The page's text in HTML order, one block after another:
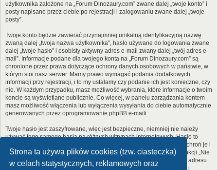
Strona ta używa plików cookies (tzw. ciasteczka)
w celach statystycznych, reklamowych oraz
użytkownika założone na „Forum Dinozaury.com” zwane dalej „twoje konto” i
posty napisane przez ciebie po rejestracji i zalogowaniu zwane dalej „twoje
posty”.
Twoje konto będzie zawierać przynajmniej unikalną identyfikacyjną nazwę
zwaną dalej „twoja nazwa użytkownika”, hasło używane do logowania zwane
dalej „twoje hasło” i osobisty aktywny adres e-mail zwany dalej „twój adres e-
mail”. Informacje podane dla twojego konta na „Forum Dinozaury.com” są
chronione przez prawa dotyczące ochrony danych osobowych w państwie, w
którym stoi nasz serwer. Mamy prawo wymagać podania dodatkowych
informacji przy rejestracji, i to my ustalamy czy podanie ich jest konieczne, czy
nie. W każdym przypadku, masz możliwość wybrania, które informacje o twoim
koncie są wyświetlane publicznie. Co więcej, w panelu zarządzania kontem
masz możliwość włączenia lub wyłączenia wysyłania do ciebie automatycznie
generowanych przez oprogramowanie phpBB e-maili.
Twoje hasło jest zaszyfrowane, więc jest bezpieczne, niemniej nie należy
używać tego samego hasła na różnych witrynach internetowych. Hasło to
umożliwia dostęp do twojego konta na „Forum Dinozaury.com”, więc chroń je i
w żadnym wypadku nie podawajnikomu. Jeśli je zapomnisz, użyj funkcji „Nie
pamiętam hasła”. Witryna poprosi cię o podanie nazwy użytkownika i adresu
e-mail. Po podaniu tych danych zostanie wygenerowane nowe hasło i